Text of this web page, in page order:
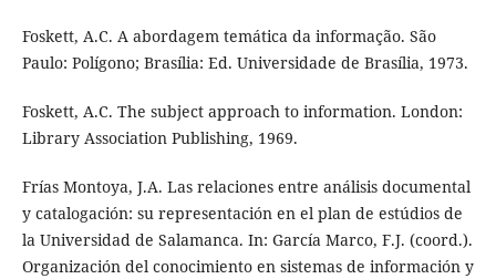
Foskett, A.C. A abordagem temática da informação. São
Paulo: Polígono; Brasília: Ed. Universidade de Brasília, 1973.
Foskett, A.C. The subject approach to information. London:
Library Association Publishing, 1969.
Frías Montoya, J.A. Las relaciones entre análisis documental
y catalogación: su representación en el plan de estúdios de
la Universidad de Salamanca. In: García Marco, F.J. (coord.).
Organización del conocimiento en sistemas de información y